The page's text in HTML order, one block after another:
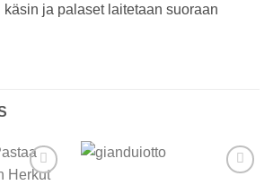
käsin ja palaset laitetaan suoraan